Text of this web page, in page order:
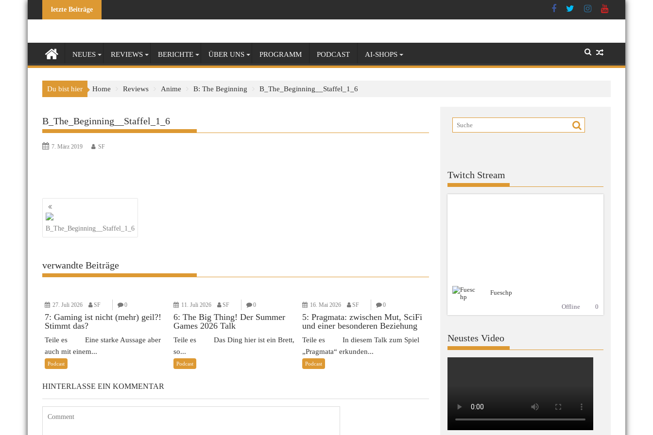
letzte Beiträge
NEUES REVIEWS BERICHTE ÜBER UNS PROGRAMM PODCAST AI-SHOPS
Du bist hier Home Reviews Anime B: The Beginning B_The_Beginning__Staffel_1_6
B_The_Beginning__Staffel_1_6
7. März 2019 SF
Beitragsnavigation
B_The_Beginning__Staffel_1_6
verwandte Beiträge
27. Juli 2026 SF 0
7: Gaming ist nicht (mehr) geil?!
Stimmt das?
Teile es Eine starke Aussage aber
auch mit einem...
Podcast
11. Juli 2026 SF 0
6: The Big Thing! Der Summer
Games 2026 Talk
Teile es Das Ding hier ist ein Brett,
so...
Podcast
16. Mai 2026 SF 0
5: Pragmata: zwischen Mut, SciFi
und einer besonderen Beziehung
Teile es In diesem Talk zum Spiel
„Pragmata“ erkunden...
Podcast
HINTERLASSE EIN KOMMENTAR
Twitch Stream
Fueschp
Offline
0
Neustes Video